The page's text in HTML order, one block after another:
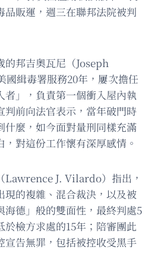
品販運，週三在聯邦法院被判
的邦吉奧瓦尼（Joseph
緝毒署服務20年，屢次擔任
者」，負責第一個衝入屋內執
判前向法官表示，當年破門時
什麼，如今面對量刑同樣充滿
對這份工作懷有深厚感情。
Lawrence J. Vilardo）指出，
現的複雜、混合裁決，以及被
海德」般的雙面性，最終判處5
於檢方求處的15年；陪審團此
宣告無罪，包括被控收受黑手